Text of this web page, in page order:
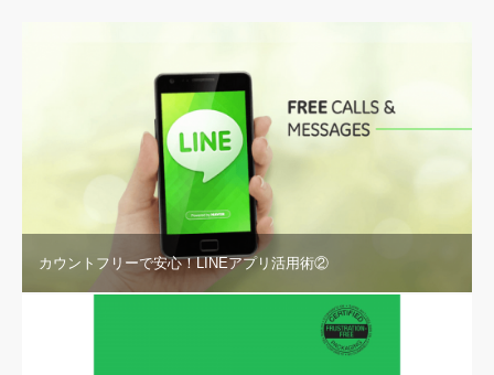
カウントフリーで安心！LINEアプリ活用術②